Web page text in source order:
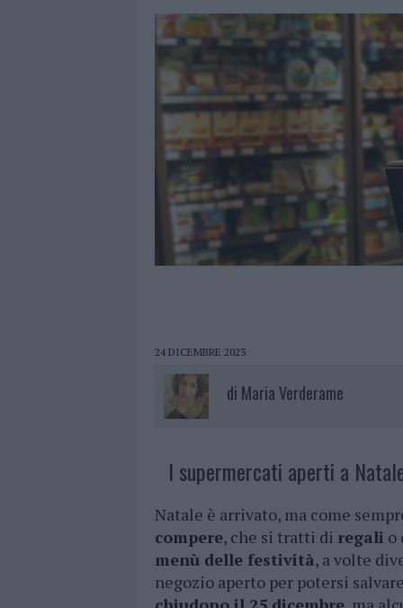
24 DICEMBRE 2023
di Maria Verderame
I supermercati aperti a
Natale è arrivato, ma come
compere, che si tratti di regali o
menù delle festività, a volte
negozio aperto per potersi